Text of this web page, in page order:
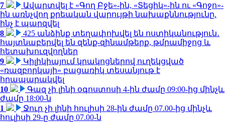
7
Ավարտվել է «Գող Բջե»-ին, «Տեցիկ»-ին ու «Գոջո»-
ին առնչվող քրեական վարույթի նախաքննությունը.
ինչ է պարզվել
8
425 անձինք տեղափոխվել են ոստիկանություն․
հայտնաբերվել են զենք-զինամթերք, թմրամիջոց և
հետախուզվողներ
9
Կիլիկիայում կրակոցներով ուղեկցված
«ռազբորկայի» բացառիկ տեսանյութ է
հրապարակվել
10
Գազ չի լինի օգոստոսի 4-ին ժամը 09:00-ից մինչև
ժամը 18:00-ն
1
Ջուր չի լինի հուլիսի 28-ին ժամը 07.00-ից մինչև
հուլիսի 29-ը ժամը 07.00-ն